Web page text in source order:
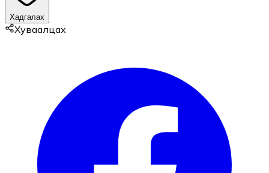
Хадгалах
Хуваалцах